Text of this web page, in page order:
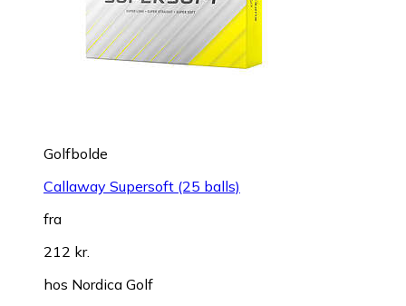
Golfbolde
Callaway Supersoft (25 balls)
fra
212 kr.
hos Nordica Golf